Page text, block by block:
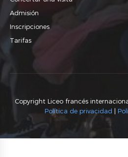
Admisión
Inscripciones
Tarifas
Copyright Liceo francés
Política de privacidad |